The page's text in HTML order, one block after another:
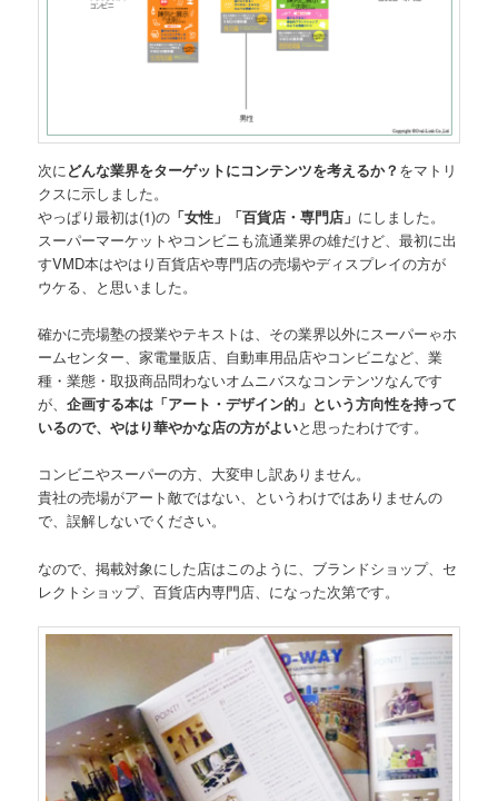
次にどんな業界をターゲットにコンテンツを考えるか？ をマトリ
クスに示しました。
やっぱり最初は(1)の 「女性」「百貨店・専門店」 にしました。
スーパーマーケットやコンビニも流通業界の雄だけど、最初に出
すVMD本はやはり百貨店や専門店の売場やディスプレイの方が
ウケる、と思いました。
確かに売場塾の授業やテキストは、その業界以外にスーパーゃホ
ームセンター、家電量販店、自動車用品店やコンビニなど、業
種・業態・取扱商品問わないオムニバスなコンテンツなんです
が、企画する本は「アート・デザイン的」という方向性を持って
いるので、やはり華やかな店の方がよいと思ったわけです。
コンビニやスーパーの方、大変申し訳ありません。
貴社の売場がアート敵ではない、というわけではありませんの
で、誤解しないでください。
なので、掲載対象にした店はこのように、ブランドショップ、セ
レクトショップ、百貨店内専門店、になった次第です。